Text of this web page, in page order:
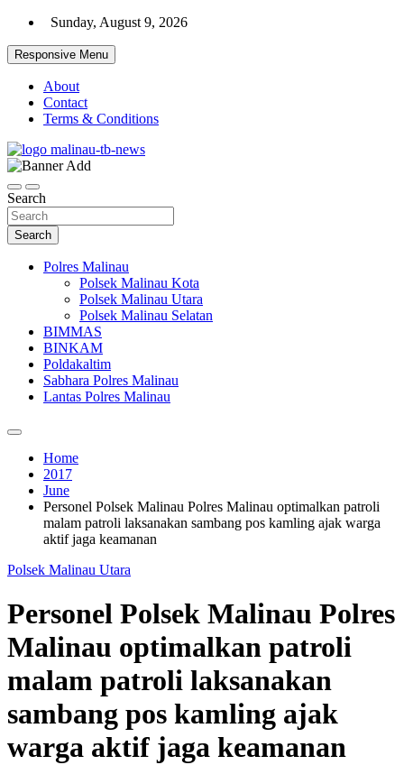
Skip
content
Sunday, August 9, 2026
Responsive Menu
About
Contact
Terms & Conditions
Pelangiresmalinau.com
Search
Search
Polres Malinau
Polsek Malinau Kota
Polsek Malinau Utara
Polsek Malinau Selatan
BIMMAS
BINKAM
Poldakaltim
Sabhara Polres Malinau
Lantas Polres Malinau
Home
2017
June
Personel Polsek Malinau Polres Malinau optimalkan patroli
malam patroli laksanakan sambang pos kamling ajak warga
aktif jaga keamanan
Polsek Malinau Utara
Personel Polsek Malinau Polres
Malinau optimalkan patroli
malam patroli laksanakan
sambang pos kamling ajak
warga aktif jaga keamanan